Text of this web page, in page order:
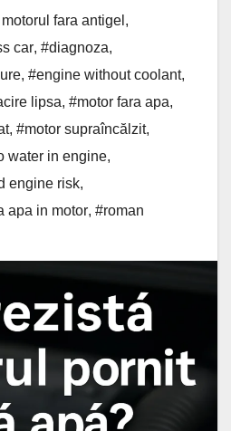
fara antigel ,
car, #diagnoza,
, #engine without coolant,
lipsa, #motor fara apa,
, #motor supraîncălzit,
water in engine,
engine risk,
apa in motor, #roman